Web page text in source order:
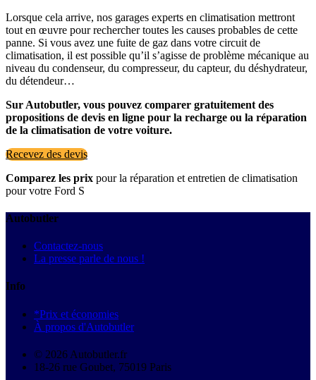
Lorsque cela arrive, nos garages experts en climatisation mettront
tout en œuvre pour rechercher toutes les causes probables de cette
panne. Si vous avez une fuite de gaz dans votre circuit de
climatisation, il est possible qu’il s’agisse de problème mécanique au
niveau du condenseur, du compresseur, du capteur, du déshydrateur,
du détendeur…
Sur Autobutler, vous pouvez comparer gratuitement des
propositions de devis en ligne pour la recharge ou la réparation
de la climatisation de votre voiture.
Recevez des devis
Comparez les prix pour la réparation et entretien de climatisation
pour votre Ford S
Autobutler
Contactez-nous
La presse parle de nous !
Info
*Prix et économies
À propos d'Autobutler
© 2026 Autobutler.fr
18-26 rue Goubet, 75019 Paris